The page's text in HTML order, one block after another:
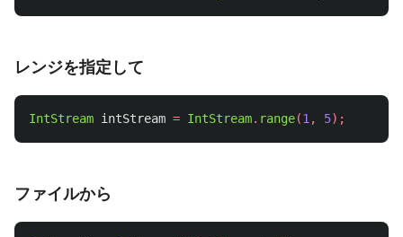
レンジを指定して
IntStream intStream = IntStream. range(1 , 5);
ファイルから